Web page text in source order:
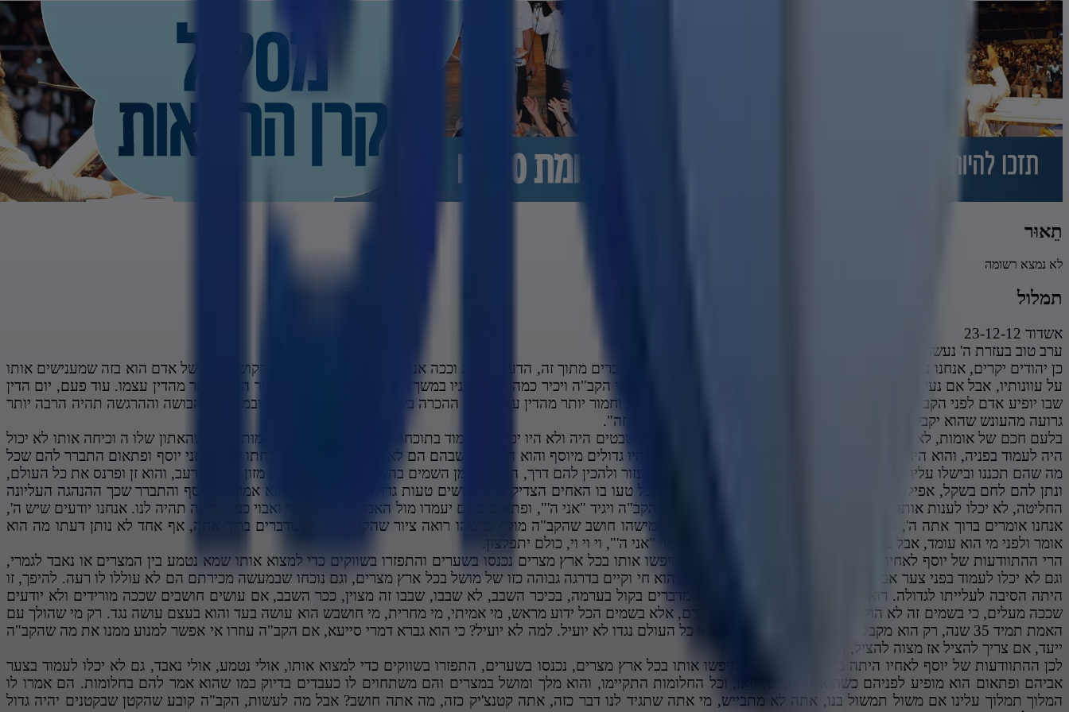
תֵאוּר
לא נמצא רשומה
תמלול
אשדוד 23-12-12
ערב טוב בעזרת ה' נעשה ונצליח וה' עלינו ברחמיו ירוויח
כן יהודים יקרים, אנחנו נמצאים בפרשיות של יוסף ואחיו. בואו נעמוד על כמה דברים מתוך זה, הדעת נותנת וככה אנחנו מתארים את עצמנו שהקושי בדינו של אדם הוא בזה שמענישים אותו
על עוונותיו, אבל אם נעיין בדברי חכמים ז"ל נראה שיום הדין בו יופיע אדם לפני הקב"ה ויכיר כמה חטא לפניו במשך כל ימי חייו הוא קשה וחמור הרבה יותר מהדין עצמו. עוד פעם, יום הדין
שבו יופיע אדם לפני הקב"ה ויכיר כמה חטא לפניו במשך כל ימי חייו הוא קשה וחמור יותר מהדין עצמו, ז"א ההכרה בשעה שיכיר אדם במעשיו ובמעלליו, הבושה וההרגשה תהיה הרבה יותר
גרועה מהעונש שהוא יקבל. על זה נאמר "אוי לנו מיום הדין אוי לנו מיום התוכחה".
בלעם חכם של אומות, לא יכול לעמוד בתוכחתה של אתונו. יוסף, קטנם של שבטים היה ולא היו יכולים לעמוד בתוכחתו. אם בלעם חכם שבאומות ונביא שהאתון שלו ה וכיחה אותו לא יכול
היה לעמוד בפניה, והוא היה נביא והיא היתה אתון, אם האחים השבטים שהיו גדולים מיוסף והוא היה קטן שבהם הם לא יכלו לעמוד בפני תוכחתו שאמר אני יוסף ופתאום התברר להם שכל
מה שהם תכננו ובישלו עליו יצא לא נכון, והפוך, הוא נשלח למחיה בשביל לעזור ולהכין להם דרך, הוא הלך מן השמים בהשגחה כדי להכין להם מזון שיחיו ברעב, והוא זן ופרנס את כל העולם,
ונתן להם לחם בשקל, אפילו לא בלי שקל, ז"א אם הוא הלך ועשה את הכל טעו בו האחים הצדיקים והקדושים טעות גדולה. אבל ברגע שהוא אמר אני יוסף והתברר שכך ההנהגה העליונה
החליטה, לא יכלו לענות אותו כי נבהלו מפניו. מה יקרה כשיום אחד יגיע הקב"ה ויגיד "אני ה'", ופתאום כולם יעמדו מול האמירה הזאת. אוי ואבוי כמה בושה תהיה לנו. אנחנו יודעים שיש ה',
אנחנו אומרים ברוך אתה ה', ברוך אתה - זה הוא עומד מולי נוכח, אבל מישהו חושב שהקב"ה מולו? מישהו רואה ציור שהקב"ה מולו? מדברים ברוך אתה, אף אחד לא נותן דעתו מה הוא
אומר ולפני מי הוא עומד, אבל ברגע שהקב"ה ישמיע וירעים בקולו ויאמר "אני ה'", וי וי וי, כולם יתפלצון.
הרי ההתוודעות של יוסף לאחיו היתה בשורה גדולה להם, הלא הם חיפשו אותו בכל ארץ מצרים נכנסו בשערים והתפזרו בשווקים כדי למצוא אותו שמא נטמע בין המצרים או נאבד לגמרי,
וגם לא יכלו לעמוד בפני צער אביהם, והנה פתאום הופיע לפניהם כשהוא חי וקיים בדרגה גבוהה כזו של מושל בכל ארץ מצרים, וגם נוכחו שבמעשה מכירתם הם לא עוללו לו רעה. להיפך, זו
היתה הסיבה לעלייתו לגדולה. רואים שמה שמתכננים וחושבים שמדברים בקול בערמה, בכיכר השבב, לא שבבו, שבבו זה מצוין, ככר השבב, אם עושים חושבים שככה מורידים ולא יודעים
שככה מעלים, כי בשמים זה לא הולך לפי מה שמשתדלים בני האדם, אלא בשמים הכל ידוע מראש, מי אמיתי, מי מחרית, מי חושבש הוא עושה בעד והוא בעצם עושה נגד. רק מי שהולך עם
האמת תמיד 35 שנה, רק הוא מקבל סיעתא דשמיא, וגם אם יצאו כל העולם נגדו לא יועיל. למה לא יועיל? כי הוא גברא דמרי סייעא, אם הקב"ה עוזרו אי אפשר למנוע ממנו את מה שהקב"ה
ייעד, אם צריך להציל אז מצוה להציל, וצריך לפעול.
לכן ההתוודעות של יוסף לאחיו היתה בשורה גדולה, הם חיפשו אותו בכל ארץ מצרים, נכנסו בשערים, התפזרו בשווקים כדי למצוא אותו, אולי נטמע, אולי נאבד, גם לא יכלו לעמוד בצער
אביהם ופתאום הוא מופיע לפניהם כשהוא חי וקיים, וואו, וכל החלומות התקיימו, והוא מלך ומושל במצרים והם משתחוים לו כעבדים בדיוק כמו שהוא אמר להם בחלומות. הם אמרו לו
המלוך תמלוך עלינו אם משול תמשול בנו, אתה לא מתבייש, מי אתה שתגיד לנו דבר כזה, אתה קטנצ'יק כזה, מה אתה חושב? אבל מה לעשות, הקב"ה קובע שהקטן שבקטנים יהיה גדול